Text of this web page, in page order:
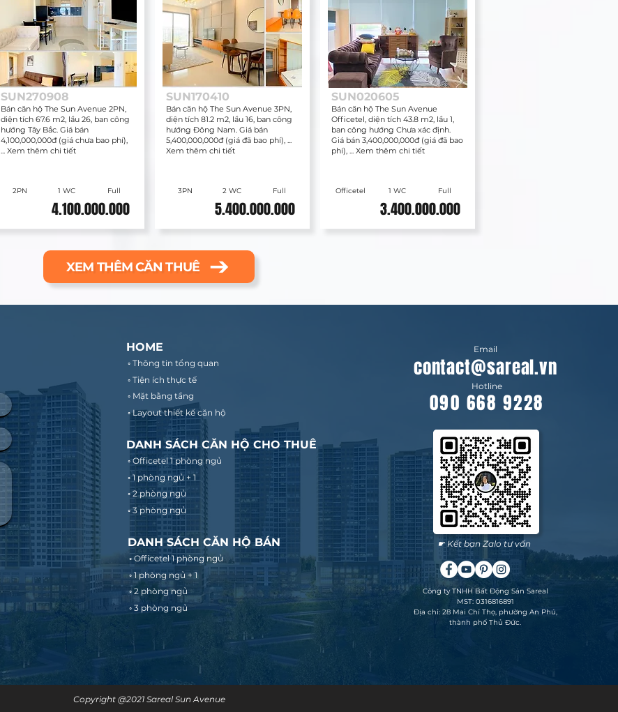
Bán căn hộ The Sun Avenue 2PN,
diện tích 67.6 m2, lầu 26, ban công
hướng Tây Bắc. Giá bán
4,100,000,000đ (giá chưa bao phí),
... Xem thêm chi tiết
SUN270908
2PN 1 WC Full
4.100.000.000
Bán căn hộ The Sun Avenue 3PN,
diện tích 81.2 m2, lầu 16, ban công
hướng Đông Nam. Giá bán
5,400,000,000đ (giá đã bao phí), ...
Xem thêm chi tiết
SUN170410
3PN 2 WC Full
5.400.000.000
Bán căn hộ The Sun Avenue
Officetel, diện tích 43.8 m2, lầu 1,
ban công hướng Chưa xác định.
Giá bán 3,400,000,000đ (giá đã bao
phí), ... Xem thêm chi tiết
SUN020605
Officetel 1 WC Full
3.400.000.000
XEM THÊM CĂN THUÊ
HOME
◦ Thông tin tổng quan
◦ Tiện ích thực tế
◦ Mặt bằng tầng
◦ Layout thiết kế căn hộ
DANH SÁCH CĂN HỘ CHO THUÊ
◦ Officetel 1 phòng ngủ
◦ 1 phòng ngủ + 1
◦ 2 phòng ngủ
◦ 3 phòng ngủ
DANH SÁCH CĂN HỘ BÁN
◦ Officetel 1 phòng ngủ
◦ 1 phòng ngủ + 1
◦ 2 phòng ngủ
◦ 3 phòng ngủ
Email
contact@sareal.vn
Hotline
090 668 9228
☛ Kết bạn Zalo tư vấn
Công ty TNHH Bất Động Sản Sareal
MST: 0316816891
Địa chỉ: 28 Mai Chí Thọ, phường An Phú,
thành phố Thủ Đức.
Copyright @2021 Sareal Sun Avenue